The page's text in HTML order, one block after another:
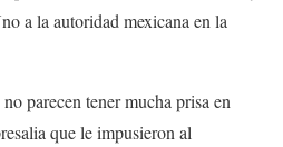
a la autoridad mexicana en la
parecen tener mucha prisa en
que le impusieron al